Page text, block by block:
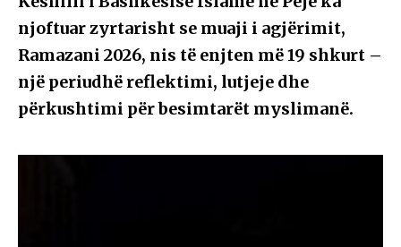
njoftuar zyrtarisht se muaji i agjërimit,
Ramazani 2026, nis të enjten më 19 shkurt –
një periudhë reflektimi, lutjeje dhe
përkushtimi për besimtarët myslimanë.